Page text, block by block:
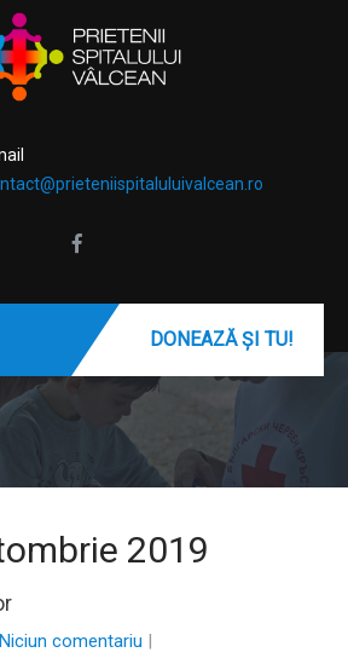
DONEAZĂ ȘI TU!
2019
Niciun comentariu |